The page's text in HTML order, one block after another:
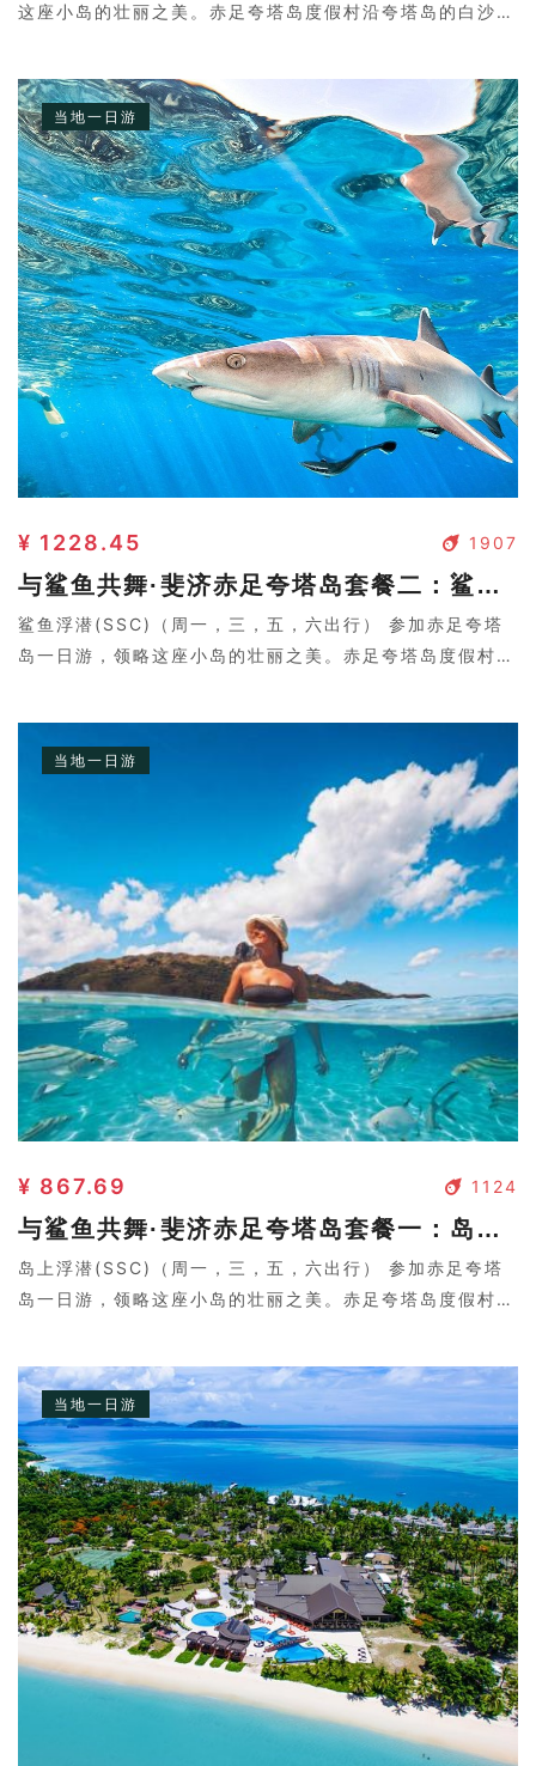
这座小岛的壮丽之美。赤足夸塔岛度假村沿夸塔岛的白沙滩
当地一日游
1907
¥ 1228.45
与鲨鱼共舞·斐济赤足夸塔岛套餐二：鲨鱼浮潜(SSC)
鲨鱼浮潜(SSC)（周一，三，五，六出行） 参加赤足夸塔
岛一日游，领略这座小岛的壮丽之美。赤足夸塔岛度假村沿
当地一日游
1124
¥ 867.69
与鲨鱼共舞·斐济赤足夸塔岛套餐一：岛上浮潜(SSC)
岛上浮潜(SSC)（周一，三，五，六出行） 参加赤足夸塔
岛一日游，领略这座小岛的壮丽之美。赤足夸塔岛度假村沿
当地一日游